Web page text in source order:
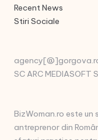
Recent News
Stiri Sociale
SC ARC MEDIASOFT
BizWoman.ro este
antreprenor din